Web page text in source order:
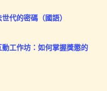
代的密碼（國語）
工作坊：如何掌握獎懲的